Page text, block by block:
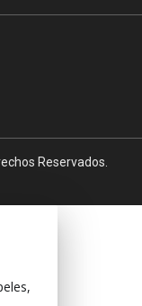
Reservados.